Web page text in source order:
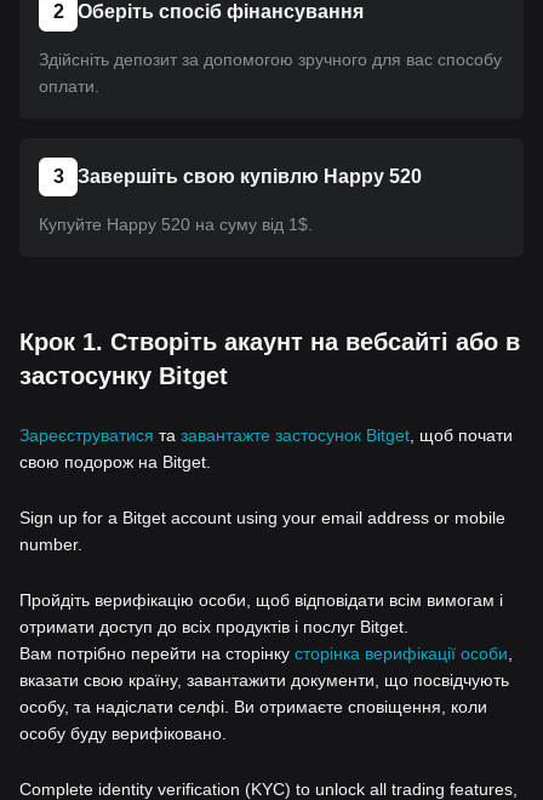
2 Оберіть спосіб фінансування
Здійсніть депозит за допомогою зручного для вас способу
оплати.
3 Завершіть свою купівлю Happy 520
Купуйте Happy 520 на суму від 1$.
Крок 1. Створіть акаунт на вебсайті або в
застосунку Bitget
Зареєструватися та завантажте застосунок Bitget , щоб почати
свою подорож на Bitget.
Sign up for a Bitget account using your email address or mobile
number.
Пройдіть верифікацію особи, щоб відповідати всім вимогам і
отримати доступ до всіх продуктів і послуг Bitget.
Вам потрібно перейти на сторінку сторінка верифікації особи
вказати свою країну, завантажити документи, що посвідчують
особу, та надіслати селфі. Ви отримаєте сповіщення, коли
особу буду верифіковано.
Complete identity verification (KYC) to unlock all trading features,